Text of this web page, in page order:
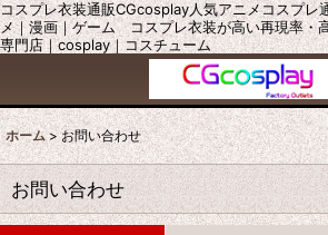
コスプレ衣装通販CGcosplay人気アニメコスプレ
メ｜漫画｜ゲーム コスプレ衣装が高い再現率・
専門店｜cosplay｜コスチューム
ホーム > お問い合わせ
お問い合わせ